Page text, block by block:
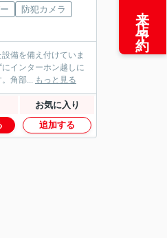
防犯カメラ
備を備え付けていま
インターホン越しに
角部... もっと見る
お気に入り
追加する
来店予約